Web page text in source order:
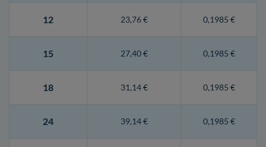
12 23,76 € 0,1985 €
15 27,40 € 0,1985 €
18 31,14 € 0,1985 €
24 39,14 € 0,1985 €